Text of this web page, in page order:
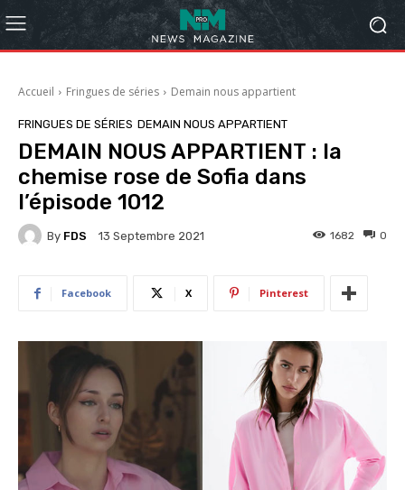
Accueil Fringues de séries Demain nous appartient
FRINGUES DE SÉRIES DEMAIN NOUS APPARTIENT
DEMAIN NOUS APPARTIENT : la
chemise rose de Sofia dans
l’épisode 1012
By FDS 13 Septembre 2021 0
1682
Facebook X Pinterest